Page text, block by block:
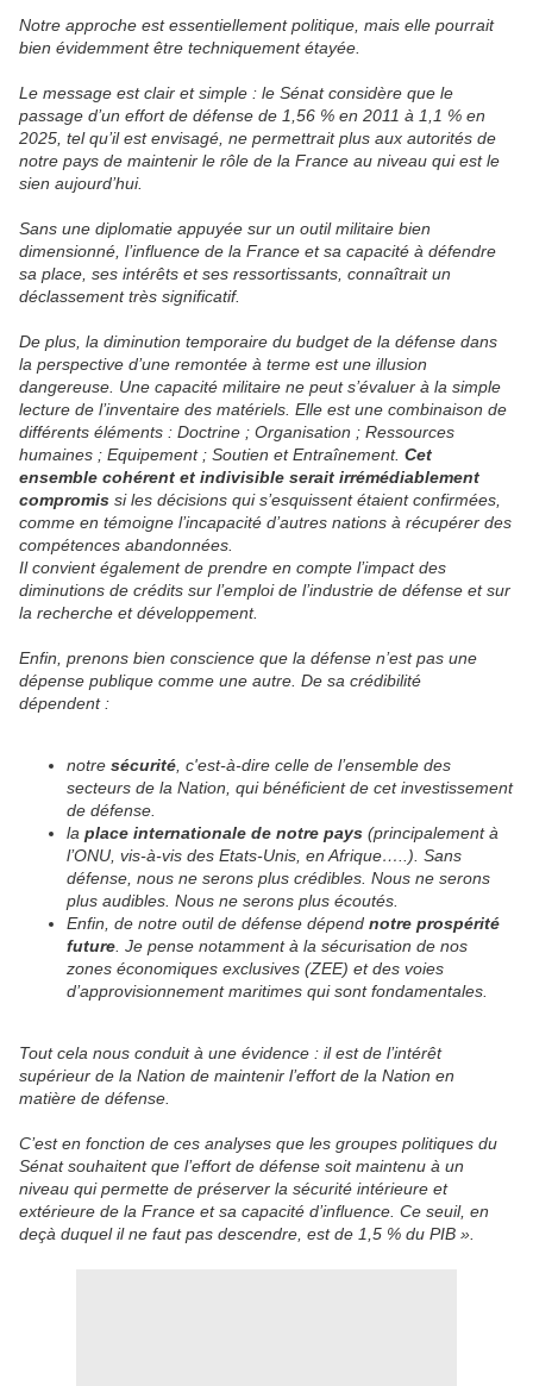
Notre approche est essentiellement politique, mais elle pourrait
bien évidemment être techniquement étayée.
Le message est clair et simple : le Sénat considère que le
passage d’un effort de défense de 1,56 % en 2011 à 1,1 % en
2025, tel qu’il est envisagé, ne permettrait plus aux autorités de
notre pays de maintenir le rôle de la France au niveau qui est le
sien aujourd’hui.
Sans une diplomatie appuyée sur un outil militaire bien
dimensionné, l’influence de la France et sa capacité à défendre
sa place, ses intérêts et ses ressortissants, connaîtrait un
déclassement très significatif.
De plus, la diminution temporaire du budget de la défense dans
la perspective d’une remontée à terme est une illusion
dangereuse. Une capacité militaire ne peut s’évaluer à la simple
lecture de l’inventaire des matériels. Elle est une combinaison de
différents éléments : Doctrine ; Organisation ; Ressources
humaines ; Equipement ; Soutien et Entraînement. Cet
ensemble cohérent et indivisible serait irrémédiablement
compromis si les décisions qui s’esquissent étaient confirmées,
comme en témoigne l’incapacité d’autres nations à récupérer des
compétences abandonnées.
Il convient également de prendre en compte l’impact des
diminutions de crédits sur l’emploi de l’industrie de défense et sur
la recherche et développement.
Enfin, prenons bien conscience que la défense n’est pas une
dépense publique comme une autre. De sa crédibilité
dépendent :
notre sécurité , c'est-à-dire celle de l’ensemble des
secteurs de la Nation, qui bénéficient de cet investissement
de défense.
la place internationale de notre pays (principalement à
l’ONU, vis-à-vis des Etats-Unis, en Afrique…..). Sans
défense, nous ne serons plus crédibles. Nous ne serons
plus audibles. Nous ne serons plus écoutés.
Enfin, de notre outil de défense dépend notre prospérité
future . Je pense notamment à la sécurisation de nos
zones économiques exclusives (ZEE) et des voies
d’approvisionnement maritimes qui sont fondamentales.
Tout cela nous conduit à une évidence : il est de l’intérêt
supérieur de la Nation de maintenir l’effort de la Nation en
matière de défense.
C’est en fonction de ces analyses que les groupes politiques du
Sénat souhaitent que l’effort de défense soit maintenu à un
niveau qui permette de préserver la sécurité intérieure et
extérieure de la France et sa capacité d’influence. Ce seuil, en
deçà duquel il ne faut pas descendre, est de 1,5 % du PIB ».